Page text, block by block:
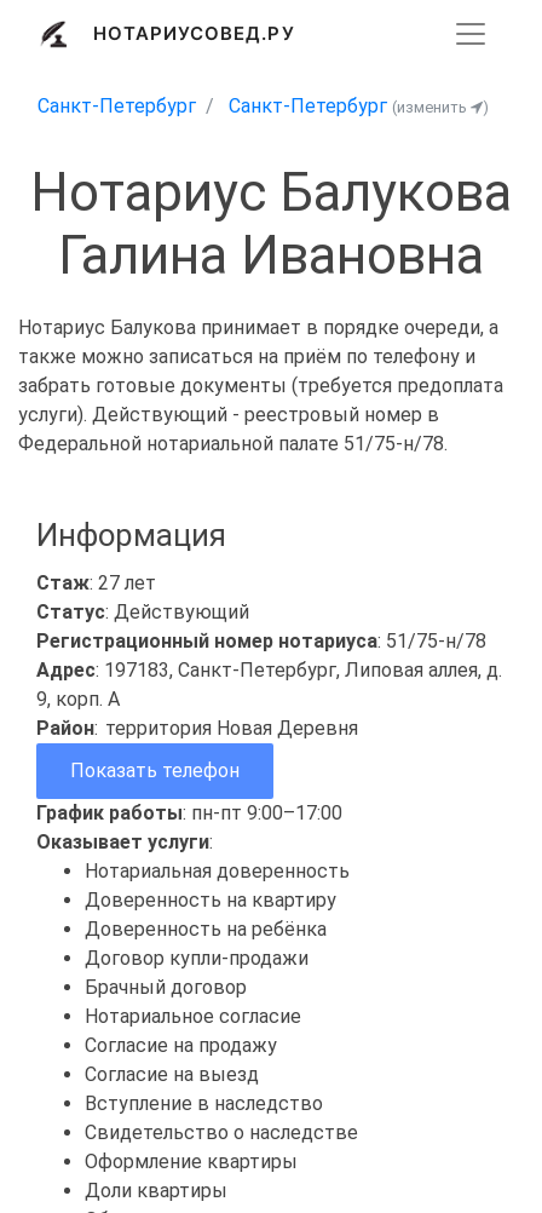
НОТАРИУСОВЕД.РУ
Санкт-Петербург Санкт-Петербург (изменить )
Нотариус Балукова
Галина Ивановна
Нотариус Балукова принимает в порядке очереди, а
также можно записаться на приём по телефону и
забрать готовые документы (требуется предоплата
услуги). Действующий - реестровый номер в
Федеральной нотариальной палате 51/75-н/78.
Информация
Стаж: 27 лет
Статус: Действующий
Регистрационный номер нотариуса: 51/75-н/78
Адрес: 197183, Санкт-Петербург, Липовая аллея, д.
9, корп. А
Район: территория Новая Деревня
Показать телефон
График работы: пн-пт 9:00–17:00
Оказывает услуги:
Нотариальная доверенность
Доверенность на квартиру
Доверенность на ребёнка
Договор купли-продажи
Брачный договор
Нотариальное согласие
Согласие на продажу
Согласие на выезд
Вступление в наследство
Свидетельство о наследстве
Оформление квартиры
Доли квартиры